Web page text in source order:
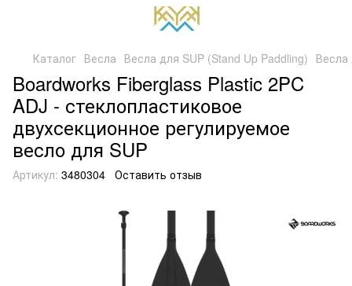
Каталог Весла Весла для SUP (Stand Up Paddling) Весла
Boardworks Fiberglass Plastic 2PC
ADJ - стеклопластиковое
двухсекционное регулируемое
весло для SUP
Артикул: 3480304 Оставить отзыв